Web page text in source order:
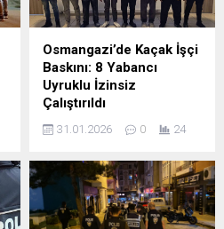
Osmangazi’de Kaçak İşçi
Baskını: 8 Yabancı
Uyruklu İzinsiz
Çalıştırıldı
31.01.2026 0 24